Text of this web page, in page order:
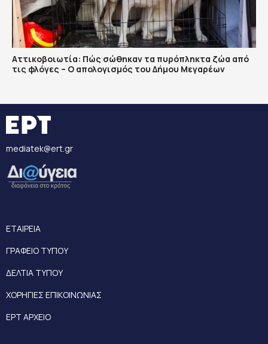
Αττικοβοιωτία: Πώς σώθηκαν τα πυρόπληκτα ζώα από
τις φλόγες – Ο απολογισμός του Δήμου Μεγαρέων
mediatek@ert.gr
ΕΤΑΙΡΕΙΑ
ΓΡΑΦΕΙΟ ΤΥΠΟΥ
ΔΕΛΤΙΑ ΤΥΠΟΥ
ΧΟΡΗΓΙΕΣ ΕΠΙΚΟΙΝΩΝΙΑΣ
ΕΡΤ ΑΡΧΕΙΟ